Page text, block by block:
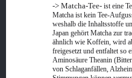
-> Matcha-Tee- ist eine
Matcha ist kein Tee-
weshalb die Inhaltsstoffe
Japan gehört Matcha zur
ähnlich wie Koffein, wird
freigesetzt und entfaltet so
Aminosäure Theanin
von Schlaganfällen,